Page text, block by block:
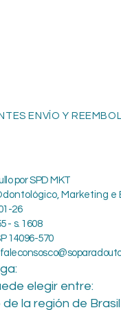
ENVÍO Y
por SPD MKT
Marketing e
26
- s. 1608
14096-570
elegir entre:
la región de Brasil